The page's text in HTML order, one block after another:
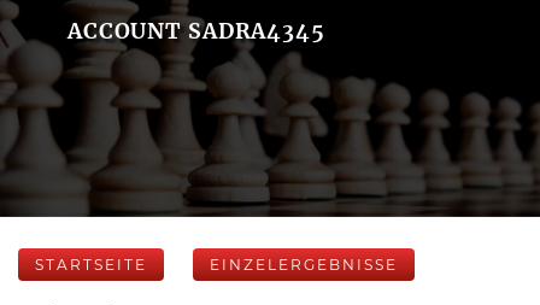
ACCOUNT SADRA4345
STARTSEITE EINZELERGEBNISSE